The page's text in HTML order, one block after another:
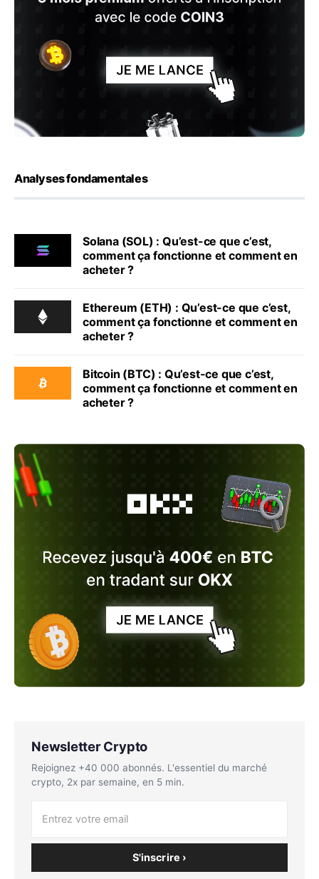
Analyses fondamentales
Solana (SOL) : Qu’est-ce que c’est,
comment ça fonctionne et comment en
acheter ?
Ethereum (ETH) : Qu’est-ce que c’est,
comment ça fonctionne et comment en
acheter ?
Bitcoin (BTC) : Qu’est-ce que c’est,
comment ça fonctionne et comment en
acheter ?
Newsletter Crypto
Rejoignez +40 000 abonnés. L'essentiel du marché
crypto, 2x par semaine, en 5 min.
S'inscrire ›